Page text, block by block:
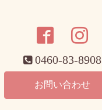
0460-83-8908
お問い合わせ